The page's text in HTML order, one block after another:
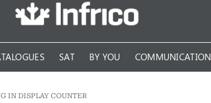
SAT BY YOU COMMUNICATION
IN DISPLAY COUNTER